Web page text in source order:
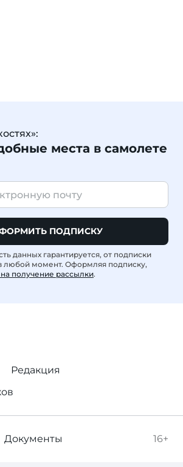
места в самолете
ПОДПИСКУ
данных гарантируется, от подписки
любой момент. Оформляя подписку,
получение рассылки.
Редакция
16+
Документы